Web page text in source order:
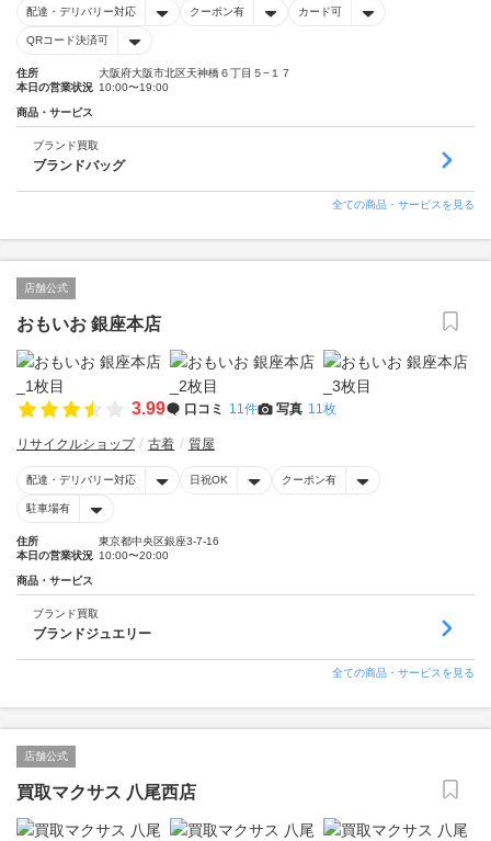
配達・デリバリー対応 クーポン有 カード可
QRコード決済可
住所
大阪府大阪市北区天神橋６丁目５−１７
本日の営業状況 10:00〜19:00
商品・サービス
ブランド買取
ブランドバッグ
全ての商品・サービスを見る
店舗公式
おもいお 銀座本店
3.99 口コミ 11件 写真 11枚
リサイクルショップ 古着 質屋
配達・デリバリー対応 日祝OK クーポン有
駐車場有
住所
東京都中央区銀座3-7-16
本日の営業状況 10:00〜20:00
商品・サービス
ブランド買取
ブランドジュエリー
全ての商品・サービスを見る
店舗公式
買取マクサス 八尾西店